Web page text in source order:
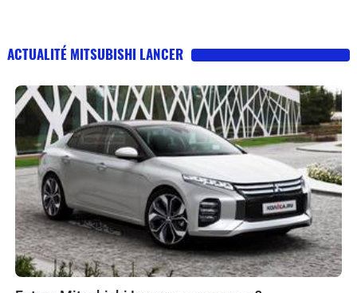
ACTUALITÉ MITSUBISHI LANCER